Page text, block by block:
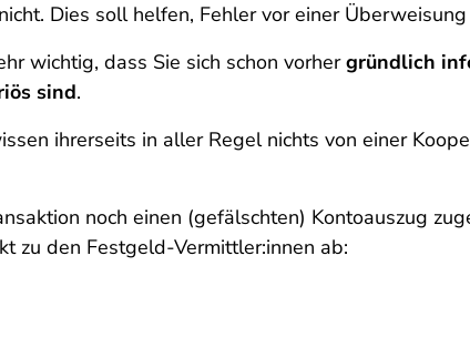
Dies soll helfen, Fehler vor einer
wichtig, dass Sie sich schon vorhergründlich
sind.
ihrerseits in aller Regel nichts von einer
noch einen (gefälschten) Kontoauszug
zu den Festgeld-Vermittler:innen ab: